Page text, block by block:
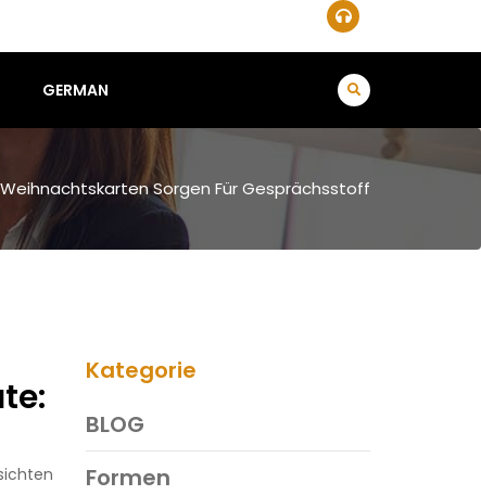
GERMAN
Sorgen Für Gesprächsstoff
Kategorie
BLOG
Formen